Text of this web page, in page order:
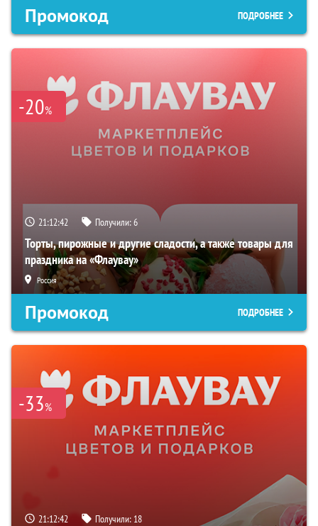
Промокод ПОДРОБНЕЕ
-20%
21:12:41 Получили:6
Торты, пирожные и другие сладости, а также товары для
праздника на «Флаувау»
Россия
Промокод ПОДРОБНЕЕ
-33%
21:12:41 Получили: 18